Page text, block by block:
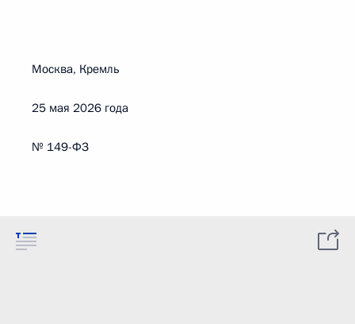
Москва, Кремль
25 мая 2026 года
№ 149-ФЗ